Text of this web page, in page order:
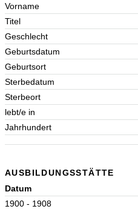
Vorname
Titel
Geschlecht
Geburtsdatum
Geburtsort
Sterbedatum
Sterbeort
lebt/e in
Jahrhundert
AUSBILDUNGSSTÄTTE
Datum
1900 - 1908